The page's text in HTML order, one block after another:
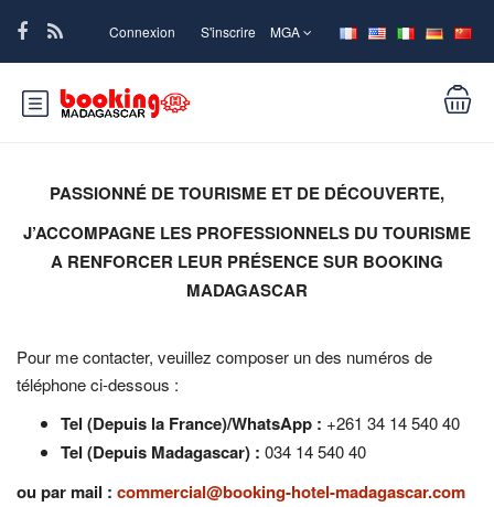
Connexion S'inscrire MGA
PASSIONNÉ DE TOURISME ET DE DÉCOUVERTE,
J’ACCOMPAGNE LES PROFESSIONNELS DU TOURISME
A RENFORCER LEUR PRÉSENCE SUR BOOKING
MADAGASCAR
Pour me contacter, veuillez composer un des numéros de
téléphone ci-dessous :
Tel (Depuis la France)/WhatsApp : +261 34 14 540 40
Tel (Depuis Madagascar) : 034 14 540 40
ou par mail : commercial@booking-hotel-madagascar.com